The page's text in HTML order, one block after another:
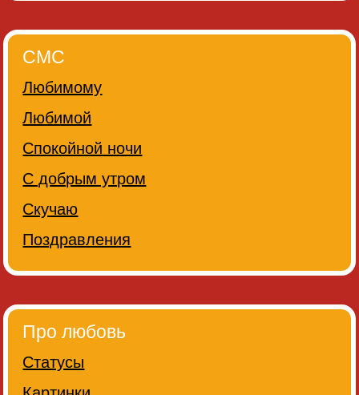
СМС
Любимому
Любимой
Спокойной ночи
С добрым утром
Скучаю
Поздравления
Про любовь
Статусы